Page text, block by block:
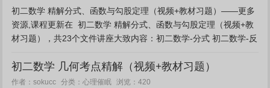
初二数学 精解分式、函数与勾股定理（视频+教材习题）——更多
资源,课程更新在 初二数学 精解分式、函数与勾股定理（视频+教
材习题），共23个文件讲座大致内容：初二数学-分式 初二数学-反
初二数学 几何考点精解（视频+教材习题）
作者：sokucc 分类：心理催眠 浏览：420